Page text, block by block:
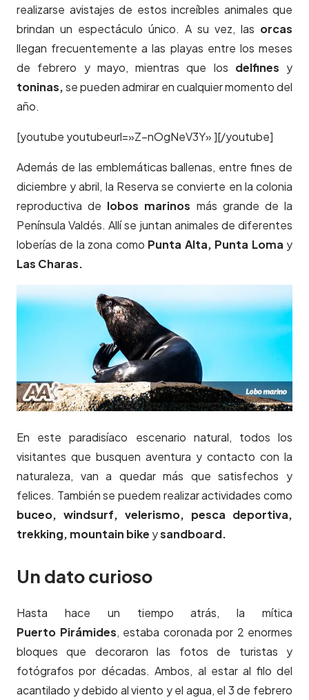
realizarse avistajes de estos increíbles animales que
brindan un espectáculo único. A su vez, las orcas
llegan frecuentemente a las playas entre los meses
de febrero y mayo, mientras que los delfines y
toninas,se pueden admirar en cualquier momento del
año.
[youtube youtubeurl=»Z–nOgNeV3Y» ][/youtube]
Además de las emblemáticas ballenas, entre fines de
diciembre y abril, la Reserva se convierte en la colonia
reproductiva de lobos marinos más grande de la
Península Valdés. Allí se juntan animales de diferentes
loberías de la zona como Punta Alta, Punta Loma y
Las Charas.
En este paradisíaco escenario natural, todos los
visitantes que busquen aventura y contacto con la
naturaleza, van a quedar más que satisfechos y
felices. También se puedem realizar actividades como
buceo, windsurf, velerismo, pesca deportiva,
trekking, mountain bike ysandboard.
Un dato curioso
Hasta hace un tiempo atrás, la mítica
Puerto Pirámides, estaba coronada por 2 enormes
bloques que decoraron las fotos de turistas y
fotógrafos por décadas. Ambos, al estar al filo del
acantilado y debido al viento y el agua, el 3 de febrero